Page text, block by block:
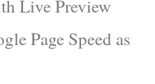
Live Preview
Page Speed as